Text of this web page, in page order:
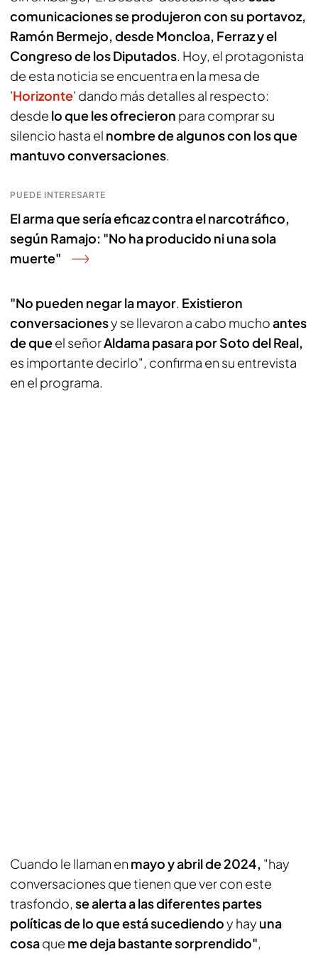
comunicaciones se produjeron con su portavoz,
Ramón Bermejo, desde Moncloa, Ferraz y el
Congreso de los Diputados. Hoy, el protagonista
de esta noticia se encuentra en la mesa de
'Horizonte' dando más detalles al respecto:
desde lo que les ofrecieron para comprar su
silencio hasta el nombre de algunos con los que
mantuvo conversaciones.
PUEDE INTERESARTE
El arma que sería eficaz contra el narcotráfico,
según Ramajo: "No ha producido ni una sola
muerte"
"No pueden negar la mayor. Existieron
conversacionesy se llevaron a cabo muchoantes
de queel señorAldama pasara por Soto del Real,
es importante decirlo", confirma en su entrevista
en el programa.
Cuando le llaman en mayo y abril de 2024, "hay
conversaciones que tienen que ver con este
trasfondo, se alerta a las diferentes partes
políticas de lo que está sucediendoy hay una
cosaque me deja bastante sorprendido",